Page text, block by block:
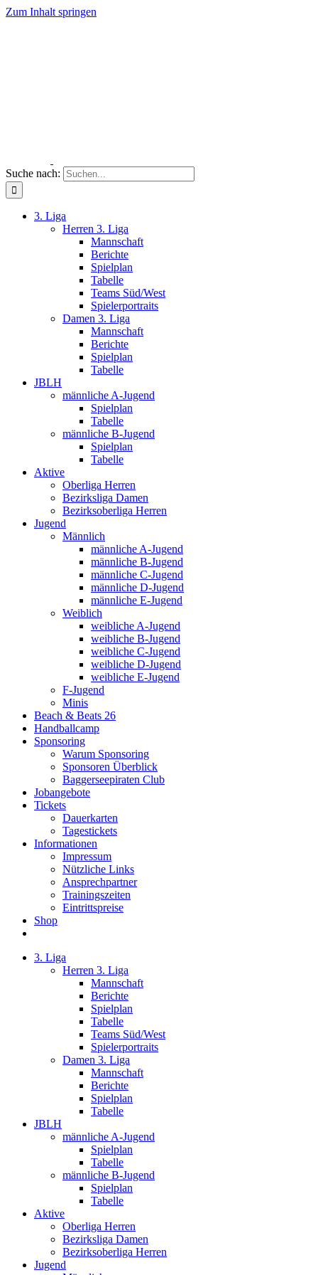
Zum Inhalt springen
Suche nach:
3. Liga
Herren 3. Liga
Mannschaft
Berichte
Spielplan
Tabelle
Teams Süd/West
Spielerportraits
Damen 3. Liga
Mannschaft
Berichte
Spielplan
Tabelle
JBLH
männliche A-Jugend
Spielplan
Tabelle
männliche B-Jugend
Spielplan
Tabelle
Aktive
Oberliga Herren
Bezirksliga Damen
Bezirksoberliga Herren
Jugend
Männlich
männliche A-Jugend
männliche B-Jugend
männliche C-Jugend
männliche D-Jugend
männliche E-Jugend
Weiblich
weibliche A-Jugend
weibliche B-Jugend
weibliche C-Jugend
weibliche D-Jugend
weibliche E-Jugend
F-Jugend
Minis
Beach & Beats 26
Handballcamp
Sponsoring
Warum Sponsoring
Sponsoren Überblick
Baggerseepiraten Club
Jobangebote
Tickets
Dauerkarten
Tagestickets
Informationen
Impressum
Nützliche Links
Ansprechpartner
Trainingszeiten
Eintrittspreise
Shop
3. Liga
Herren 3. Liga
Mannschaft
Berichte
Spielplan
Tabelle
Teams Süd/West
Spielerportraits
Damen 3. Liga
Mannschaft
Berichte
Spielplan
Tabelle
JBLH
männliche A-Jugend
Spielplan
Tabelle
männliche B-Jugend
Spielplan
Tabelle
Aktive
Oberliga Herren
Bezirksliga Damen
Bezirksoberliga Herren
Jugend